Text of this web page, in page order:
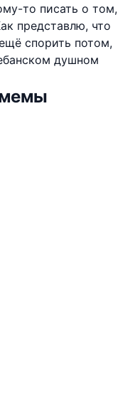
то писать о том,
представлю, что
спорить потом,
душном